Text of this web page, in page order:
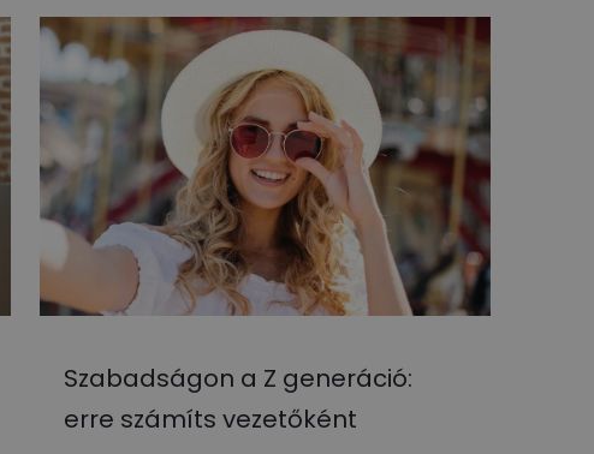
Szabadságon a Z generáció:
erre számíts vezetőként